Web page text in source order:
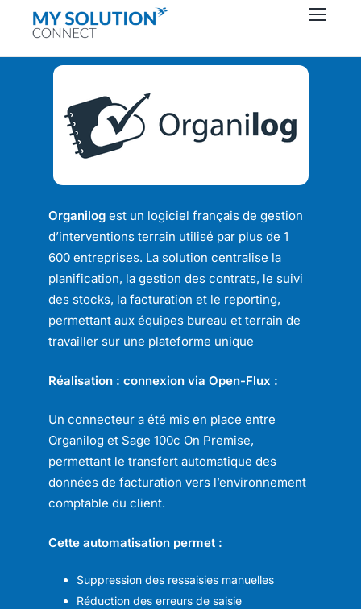
Connecteurs
À propos
Ressources
Support
Contactez-nous
Organilog est un logiciel français de gestion
d’interventions terrain utilisé par plus de 1
600 entreprises. La solution centralise la
planification, la gestion des contrats, le suivi
des stocks, la facturation et le reporting,
permettant aux équipes bureau et terrain de
travailler sur une plateforme unique
Réalisation : connexion via Open-Flux :
Un connecteur a été mis en place entre
Organilog et Sage 100c On Premise,
permettant le transfert automatique des
données de facturation vers l’environnement
comptable du client.
Cette automatisation permet :
Suppression des ressaisies manuelles
Réduction des erreurs de saisie